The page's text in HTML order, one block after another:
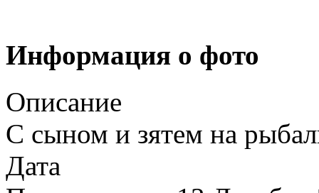
Информация о фото
Описание
С сыном и зятем на
Дата